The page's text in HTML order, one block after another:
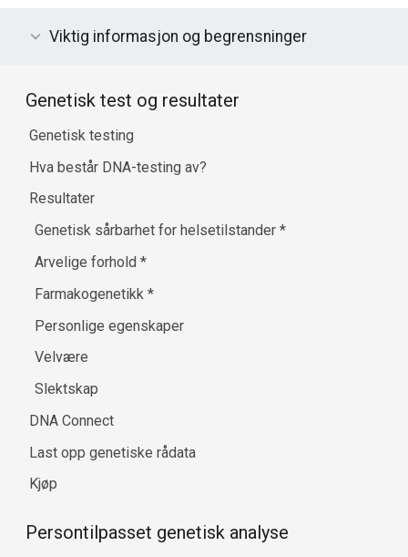
Viktig informasjon og begrensninger
Genetisk test og resultater
Genetisk testing
Hva består DNA-testing av?
Resultater
Genetisk sårbarhet for helsetilstander*
Arvelige forhold*
Farmakogenetikk*
Personlige egenskaper
Velvære
Slektskap
DNA Connect
Last opp genetiske rådata
Kjøp
Persontilpasset genetisk analyse